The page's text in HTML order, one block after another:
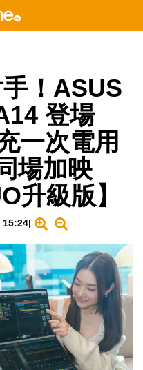
！ASUS
登場
一次電用
場加映
升級版】
15:24|